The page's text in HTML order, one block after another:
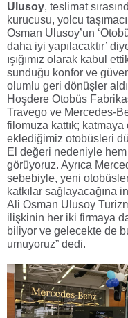
Ulusoy, teslimat
kurucusu, yolcu
Osman Ulusoy’un
daha iyi yapılacaktır’
ışığımız olarak kabul
sunduğu konfor ve
olumlu geri dönüşler
Hoşdere Otobüs
Travego ve Mercedes-
filomuza kattık;
eklediğimiz otobüsleri
El değeri nedeniyle hem
görüyoruz. Ayrıca
sebebiyle, yeni
katkılar sağlayacağına
Ali Osman Ulusoy
ilişkinin her iki firmaya
biliyor ve gelecekte de
umuyoruz” dedi.